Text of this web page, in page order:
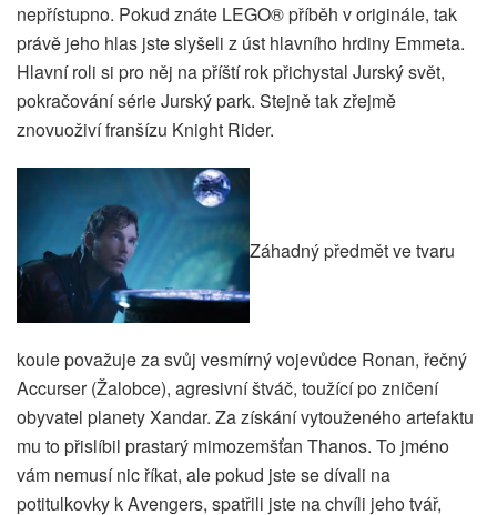
nepřístupno. Pokud znáte LEGO® příběh v originále, tak
právě jeho hlas jste slyšeli z úst hlavního hrdiny Emmeta.
Hlavní roli si pro něj na příští rok přichystal Jurský svět,
pokračování série Jurský park. Stejně tak zřejmě
znovuoživí franšízu Knight Rider.
Záhadný předmět ve tvaru
koule považuje za svůj vesmírný vojevůdce Ronan, řečný
Accurser (Žalobce), agresivní štváč, toužící po zničení
obyvatel planety Xandar. Za získání vytouženého artefaktu
mu to přislíbil prastarý mimozemšťan Thanos. To jméno
vám nemusí nic říkat, ale pokud jste se dívali na
potitulkovky k Avengers, spatřili jste na chvíli jeho tvář,